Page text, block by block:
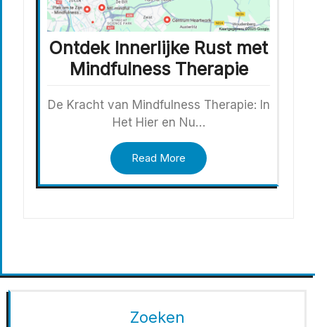
Ontdek Innerlijke Rust met
Mindfulness Therapie
De Kracht van Mindfulness Therapie: In
Het Hier en Nu…
Read More
Zoeken